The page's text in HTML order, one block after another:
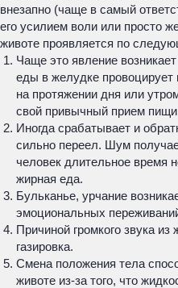
внезапно (чаще в самый
его усилием воли или просто
животе проявляется по
Чаще это явление
еды в желудке провоцирует
на протяжении дня или
свой привычный прием
Иногда срабатывает и
сильно переел. Шум
человек длительное время
жирная еда.
Бульканье, урчание
эмоциональных
Причиной громкого звука из
газировка.
Смена положения тела
животе из-за того, что